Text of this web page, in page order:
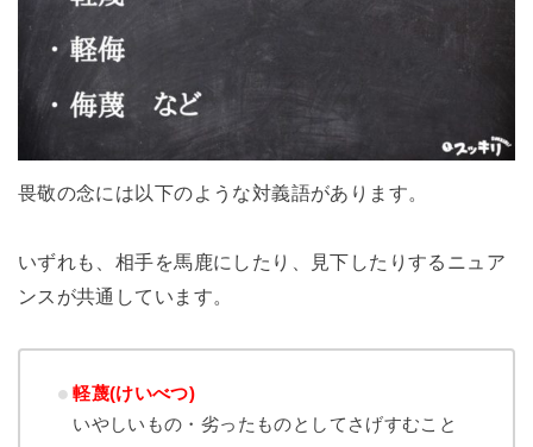
畏敬の念には以下のような対義語があります。
いずれも、相手を馬鹿にしたり、見下したりするニュア
ンスが共通しています。
軽蔑(けいべつ)
いやしいもの・劣ったものとしてさげすむこと